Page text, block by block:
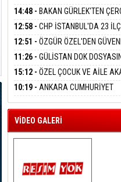
ADANMAK
Meltem Kaynas
AFFETMEYECEĞİM!
AĞIRLADI
İÇİN DEV YATIRIM!
14:48 - BAKAN GÜRLEK'TEN
AÇIKLAMASI:''KIRMIZI ÇİZGİMİZ
VE GAZİLERİMİZİN
12:58 - CHP İSTANBUL'DA 23
BAŞKANLIĞI'NDA ATAMALAR
12:51 - ÖZGÜR ÖZEL'DEN
GAZİLERE DESTEK:''SONUÇ
ARKANIZDAYIZ''
11:26 - GÜLİSTAN DOK
GELİŞME: 2 DALGIÇ DELİL
SUÇLAMASIYLA TUTUTKLANDI
15:12 - ÖZEL ÇOCUK VE AİLE
ÇOCUĞA HİZMET VERİLDİ
10:19 - ANKARA CUMHURİYET
BAŞSAVCILIĞINDAN ÖZGÜR
AĞBABA HAKKINDA FEZLEKE
VİDEO GALERİ